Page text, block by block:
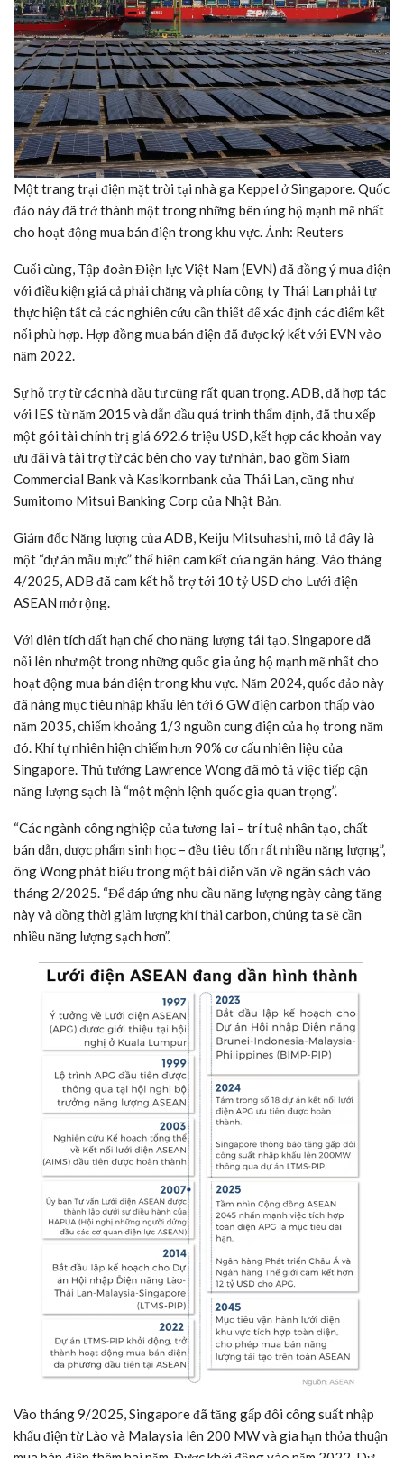
Một trang trại điện mặt trời tại nhà ga Keppel ở Singapore. Quốc
đảo này đã trở thành một trong những bên ủng hộ mạnh mẽ nhất
cho hoạt động mua bán điện trong khu vực. Ảnh: Reuters
Cuối cùng, Tập đoàn Điện lực Việt Nam (EVN) đã đồng ý mua điện
với điều kiện giá cả phải chăng và phía công ty Thái Lan phải tự
thực hiện tất cả các nghiên cứu cần thiết để xác định các điểm kết
nối phù hợp. Hợp đồng mua bán điện đã được ký kết với EVN vào
năm 2022.
Sự hỗ trợ từ các nhà đầu tư cũng rất quan trọng. ADB, đã hợp tác
với IES từ năm 2015 và dẫn đầu quá trình thẩm định, đã thu xếp
một gói tài chính trị giá 692.6 triệu USD, kết hợp các khoản vay
ưu đãi và tài trợ từ các bên cho vay tư nhân, bao gồm Siam
Commercial Bank và Kasikornbank của Thái Lan, cũng như
Sumitomo Mitsui Banking Corp của Nhật Bản.
Giám đốc Năng lượng của ADB, Keiju Mitsuhashi, mô tả đây là
một “dự án mẫu mực” thể hiện cam kết của ngân hàng. Vào tháng
4/2025, ADB đã cam kết hỗ trợ tới 10 tỷ USD cho Lưới điện
ASEAN mở rộng.
Với diện tích đất hạn chế cho năng lượng tái tạo, Singapore đã
nổi lên như một trong những quốc gia ủng hộ mạnh mẽ nhất cho
hoạt động mua bán điện trong khu vực. Năm 2024, quốc đảo này
đã nâng mục tiêu nhập khẩu lên tới 6 GW điện carbon thấp vào
năm 2035, chiếm khoảng 1/3 nguồn cung điện của họ trong năm
đó. Khí tự nhiên hiện chiếm hơn 90% cơ cấu nhiên liệu của
Singapore. Thủ tướng Lawrence Wong đã mô tả việc tiếp cận
năng lượng sạch là “một mệnh lệnh quốc gia quan trọng”.
“Các ngành công nghiệp của tương lai – trí tuệ nhân tạo, chất
bán dẫn, dược phẩm sinh học – đều tiêu tốn rất nhiều năng lượng”,
ông Wong phát biểu trong một bài diễn văn về ngân sách vào
tháng 2/2025. “Để đáp ứng nhu cầu năng lượng ngày càng tăng
này và đồng thời giảm lượng khí thải carbon, chúng ta sẽ cần
nhiều năng lượng sạch hơn”.
Vào tháng 9/2025, Singapore đã tăng gấp đôi công suất nhập
khẩu điện từ Lào và Malaysia lên 200 MW và gia hạn thỏa thuận